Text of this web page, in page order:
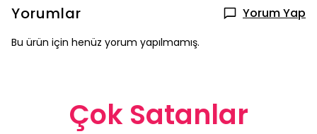
Yorumlar Yorum Yap
Bu ürün için henüz yorum yapılmamış.
Çok Satanlar